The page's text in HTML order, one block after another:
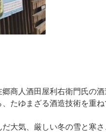
商人酒田屋利右衛門氏の
たゆまざる酒造技術を重ね
大気、厳しい冬の雪と寒